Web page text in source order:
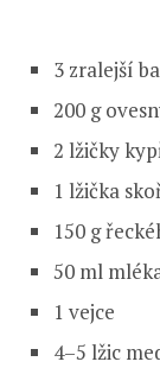
3 zralejší
200 g
2 lžičky
1 lžička
150 g
50 ml
1 vejce
4–5 lžic